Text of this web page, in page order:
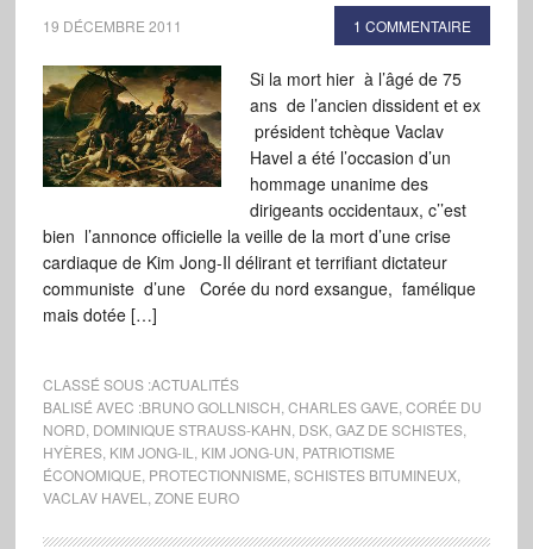
19 DÉCEMBRE 2011 1 COMMENTAIRE
Si la mort hier à l’âgé de 75
ans de l’ancien dissident et ex
président tchèque Vaclav
Havel a été l’occasion d’un
hommage unanime des
dirigeants occidentaux, c’’est
bien l’annonce officielle la veille de la mort d’une crise
cardiaque de Kim Jong-Il délirant et terrifiant dictateur
communiste d’une Corée du nord exsangue, famélique
mais dotée […]
CLASSÉ SOUS :ACTUALITÉS
BALISÉ AVEC :BRUNO GOLLNISCH CHARLES GAVE CORÉE DU
NORD DOMINIQUE STRAUSS-KAHN DSK, GAZ DE SCHISTES,
HYÈRES, KIM JONG-IL KIM JONG-UN PATRIOTISME
ÉCONOMIQUE PROTECTIONNISME SCHISTES BITUMINEUX,
VACLAV HAVEL
ZONE EURO